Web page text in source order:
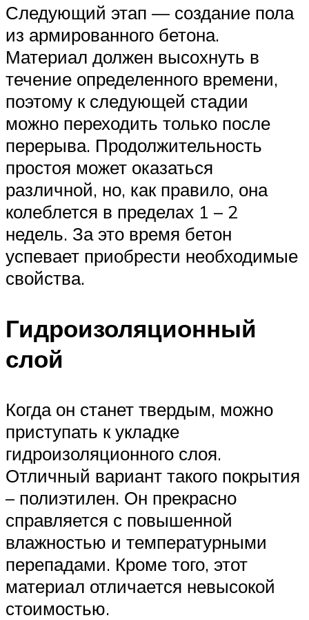
Следующий этап — создание пола
из армированного бетона.
Материал должен высохнуть в
течение определенного времени,
поэтому к следующей стадии
можно переходить только после
перерыва. Продолжительность
простоя может оказаться
различной, но, как правило, она
колеблется в пределах 1 – 2
недель. За это время бетон
успевает приобрести необходимые
свойства.
Гидроизоляционный
слой
Когда он станет твердым, можно
приступать к укладке
гидроизоляционного слоя.
Отличный вариант такого покрытия
– полиэтилен. Он прекрасно
справляется с повышенной
влажностью и температурными
перепадами. Кроме того, этот
материал отличается невысокой
стоимостью.